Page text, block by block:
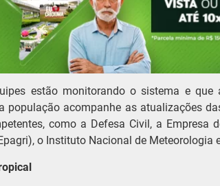
estão monitorando o sistema e que
população acompanhe as atualizações
como a Defesa Civil, a Empresa
o Instituto Nacional de Meteorologia